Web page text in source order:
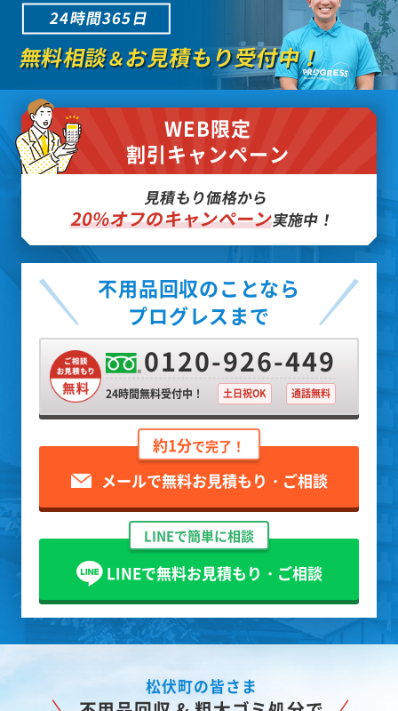
24時間365日
無料相談＆お見積もり受付中！
WEB限定
割引キャンペーン
見積もり価格から
20%オフのキャンペーン実施中！
不用品回収のことなら
プログレスまで
0120-926-449
24時間無料受付中！ 土日祝OK 通話無料
約1分で完了！
メールで無料お見積もり・ご相談
LINEで簡単に相談
LINEで無料お見積もり・ご相談
松伏町の皆さま